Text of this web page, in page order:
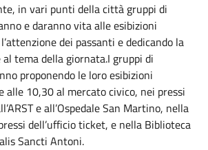
in vari punti della città gruppi di
e daranno vita alle esibizioni
dei passanti e dedicando la
tema della giornata.I gruppi di
proponendo le loro esibizioni
alle 10,30 al mercato civico, nei pressi
e all’Ospedale San Martino, nella
dell’ufficio ticket, e nella Biblioteca
Sancti Antoni.